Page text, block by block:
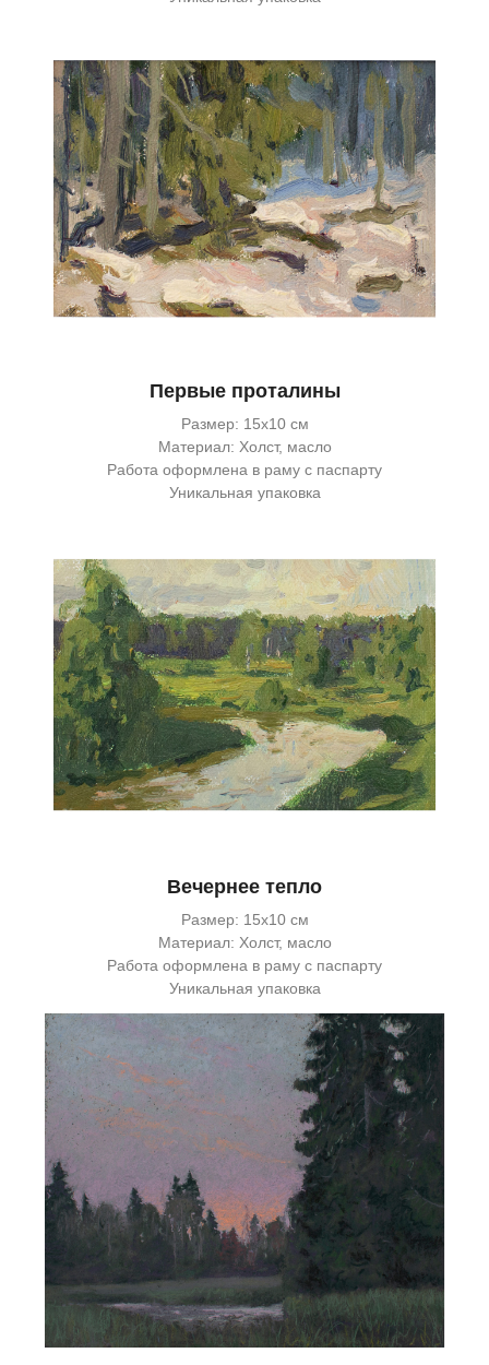
Первые проталины
Размер: 15х10 см
Материал: Холст, масло
Работа оформлена в раму с паспарту
Уникальная упаковка
Вечернее тепло
Размер: 15х10 см
Материал: Холст, масло
Работа оформлена в раму с паспарту
Уникальная упаковка